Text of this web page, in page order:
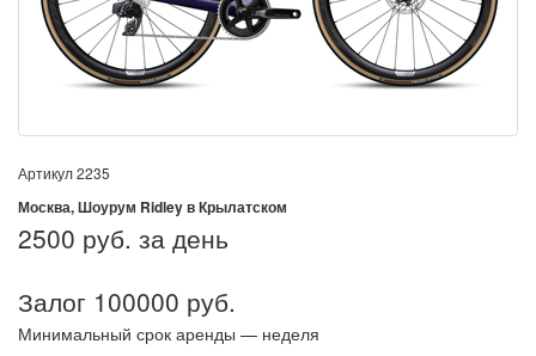
Артикул2235
Москва, Шоурум Ridley в Крылатском
2500 руб. за день
Залог 100000 руб.
Минимальный срок аренды — неделя